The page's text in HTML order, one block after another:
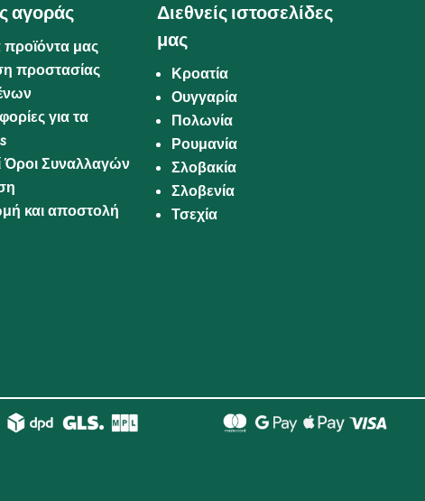
αγοράς
μας
προστασίας
για τα
Όροι Συναλλαγών
και αποστολή
Διεθνείς ιστοσελίδες
μας
Κροατία
Ουγγαρία
Πολωνία
Ρουμανία
Σλοβακία
Σλοβενία
Τσεχία